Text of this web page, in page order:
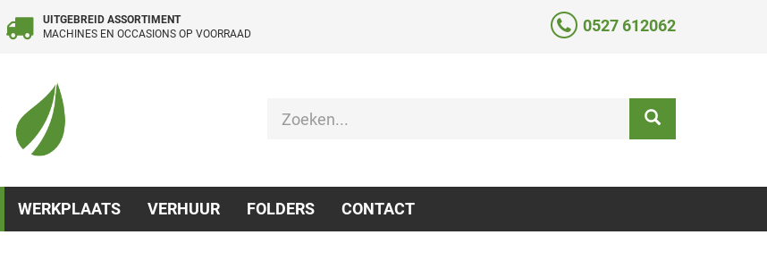
UITGEBREID ASSORTIMENT
MACHINES EN OCCASIONS OP VOORRAAD
0527 612062
WERKPLAATS VERHUUR FOLDERS CONTACT